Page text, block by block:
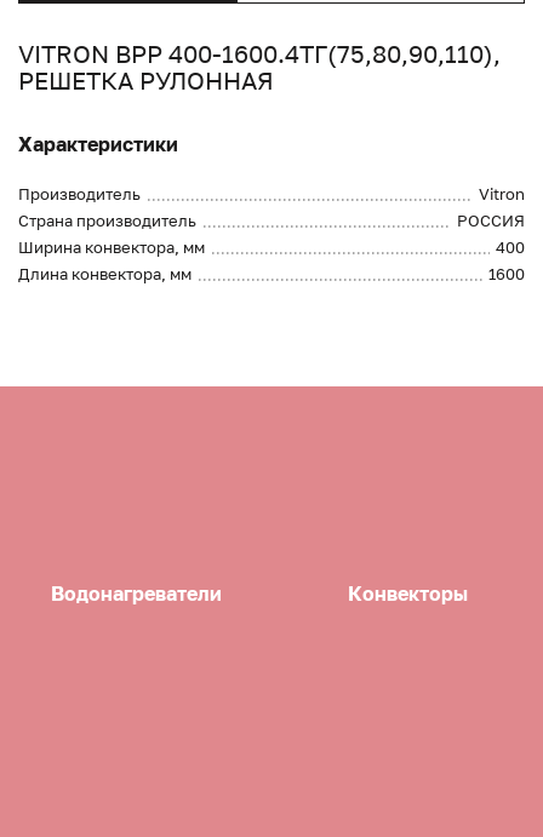
VITRON ВРР 400-1600.4ТГ(75,80,90,110),
РЕШЕТКА РУЛОННАЯ
Характеристики
Производитель
Vitron
Страна производитель
РОССИЯ
Ширина конвектора, мм
400
Длина конвектора, мм
1600
Водонагреватели Конвекторы